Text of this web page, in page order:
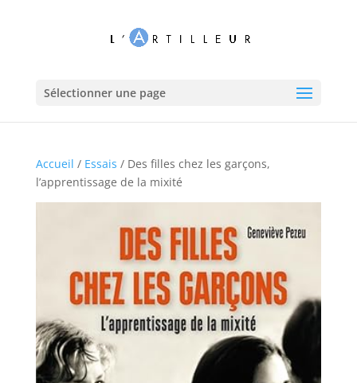
Sélectionner une page
Accueil / Essais / Des filles chez les garçons,
l’apprentissage de la mixité